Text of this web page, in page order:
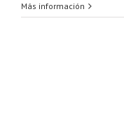
Más información